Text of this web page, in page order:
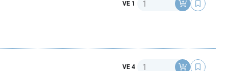
VE 1
VE 4 Anzahl